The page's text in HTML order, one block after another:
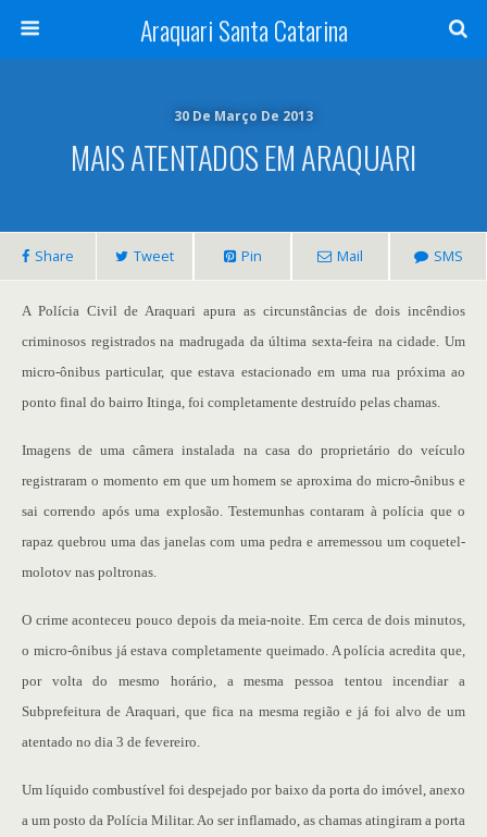
Araquari Santa Catarina
30 De Março De 2013
MAIS ATENTADOS EM ARAQUARI
Share Tweet Pin Mail SMS
A Polícia Civil de Araquari apura as circunstâncias de dois incêndios
criminosos registrados na madrugada da última sexta-feira na cidade. Um
micro-ônibus particular, que estava estacionado em uma rua próxima ao
ponto final do bairro Itinga, foi completamente destruído pelas chamas.
Imagens de uma câmera instalada na casa do proprietário do veículo
registraram o momento em que um homem se aproxima do micro-ônibus e
sai correndo após uma explosão. Testemunhas contaram à polícia que o
rapaz quebrou uma das janelas com uma pedra e arremessou um coquetel-
molotov nas poltronas.
O crime aconteceu pouco depois da meia-noite. Em cerca de dois minutos,
o micro-ônibus já estava completamente queimado. A polícia acredita que,
por volta do mesmo horário, a mesma pessoa tentou incendiar a
Subprefeitura de Araquari, que fica na mesma região e já foi alvo de um
atentado no dia 3 de fevereiro.
Um líquido combustível foi despejado por baixo da porta do imóvel, anexo
a um posto da Polícia Militar. Ao ser inflamado, as chamas atingiram a porta